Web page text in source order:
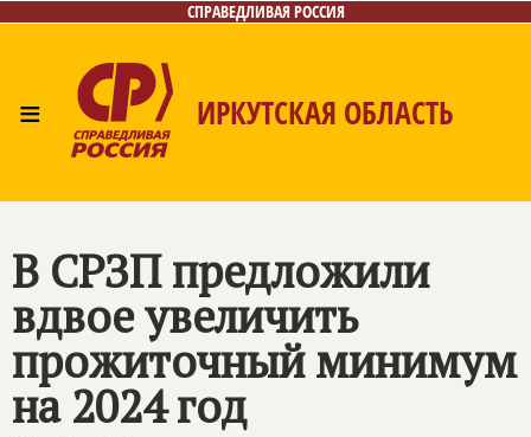
СПРАВЕДЛИВАЯ РОССИЯ
≡ ИРКУТСКАЯ ОБЛАСТЬ
Интернет-приёмная
В СРЗП предложили
вдвое увеличить
прожиточный минимум
на 2024 год